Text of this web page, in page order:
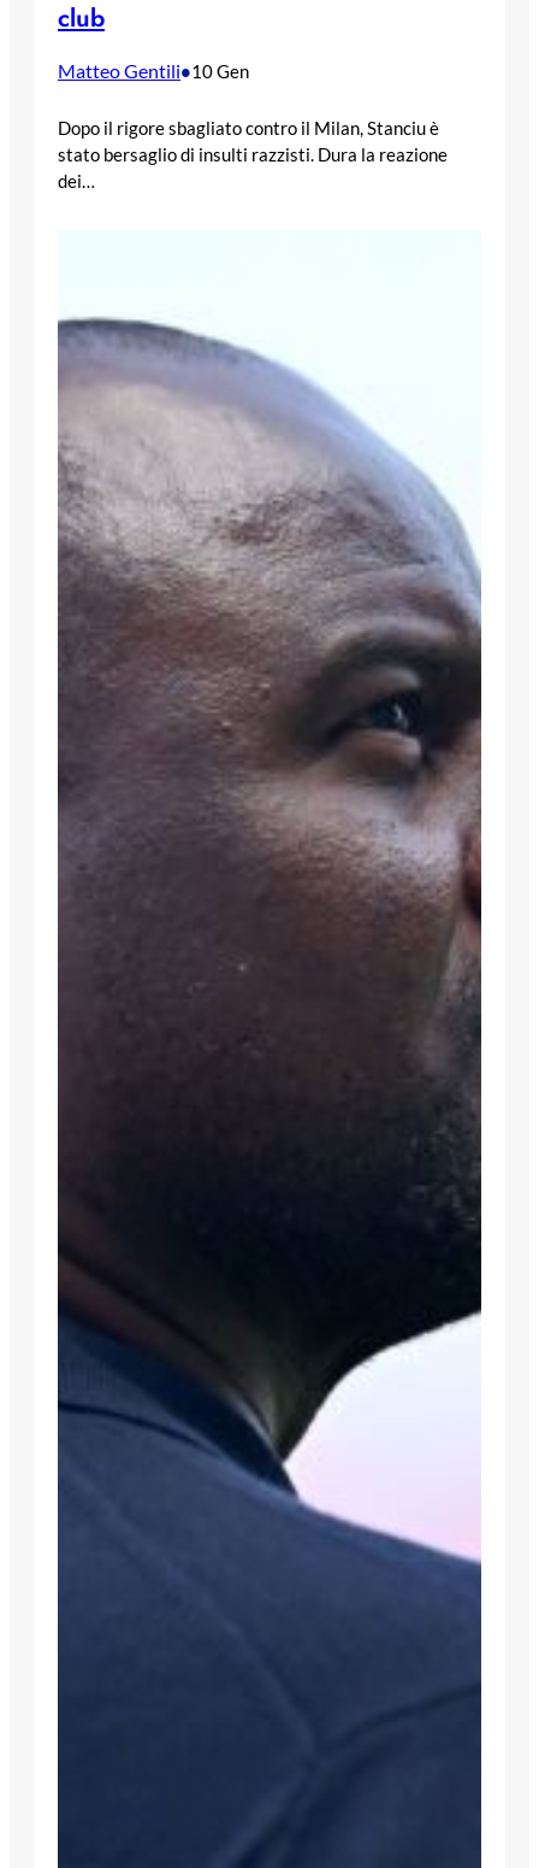
club
Matteo Gentili•10 Gen
Dopo il rigore sbagliato contro il Milan, Stanciu è
stato bersaglio di insulti razzisti. Dura la reazione
dei…